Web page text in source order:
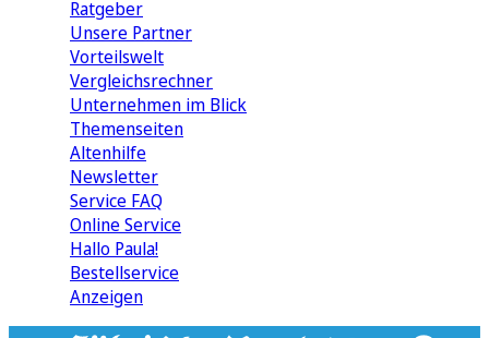
Ratgeber
Unsere Partner
Vorteilswelt
Vergleichsrechner
Unternehmen im Blick
Themenseiten
Altenhilfe
Newsletter
Service FAQ
Online Service
Hallo Paula!
Bestellservice
Anzeigen